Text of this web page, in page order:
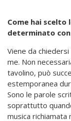
Come hai scelto
determinato
Viene da
me. Non
tavolino, può
estemporanea
Sono le parole
soprattutto
musica richiamata